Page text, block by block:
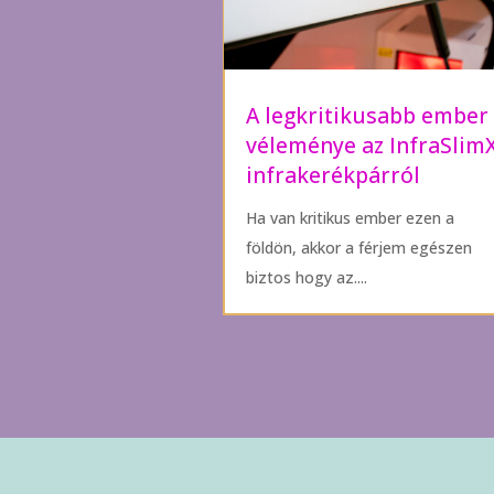
A legkritikusabb ember
véleménye az
infrakerékpárról
Ha van kritikus ember ezen a
földön, akkor a férjem egészen
biztos hogy az....